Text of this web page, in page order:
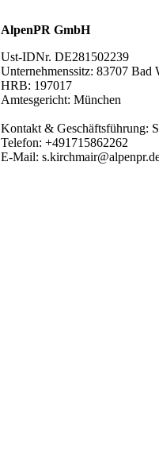
AlpenPR GmbH
Ust-IDNr. DE281502239
Unternehmenssitz: 83707 Bad
HRB: 197017
Amtesgericht: München
Kontakt & Geschäftsführung:
Telefon: +491715862262
E-Mail: